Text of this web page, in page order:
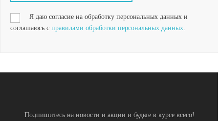
Я даю согласие на обработку персональных данных и
соглашаюсь с правилами обработки персональных данных
Подпишитесь на новости и акции и будьте в курсе всего!